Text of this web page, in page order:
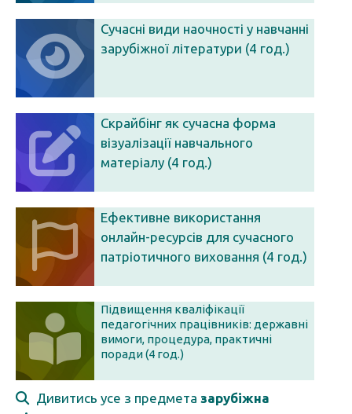
Сучасні види наочності у навчанні
зарубіжної літератури (4 год.)
Скрайбінг як сучасна форма
візуалізації навчального
матеріалу (4 год.)
Ефективне використання
онлайн-ресурсів для сучасного
патріотичного виховання (4 год.)
Підвищення кваліфікації
педагогічних працівників: державні
вимоги, процедура, практичні
поради (4 год.)
Дивитись усе з предмета зарубіжна